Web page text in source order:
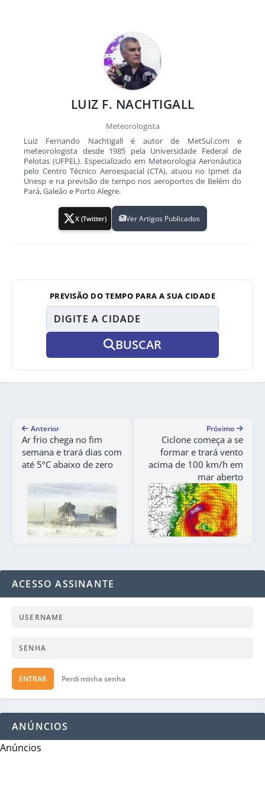
LUIZ F. NACHTIGALL
Meteorologista
Luiz Fernando Nachtigall é autor de MetSul.com e
meteorologista desde 1985 pela Universidade Federal de
Pelotas (UFPEL). Especializado em Meteorologia Aeronáutica
pelo Centro Técnico Aeroespacial (CTA), atuou no Ipmet da
Unesp e na previsão de tempo nos aeroportos de Belém do
Pará, Galeão e Porto Alegre.
X (Twitter) Ver Artigos Publicados
PREVISÃO DO TEMPO PARA A SUA CIDADE
BUSCAR
Anterior
Ar frio chega no fim
semana e trará dias com
até 5ºC abaixo de zero
Próximo
Ciclone começa a se
formar e trará vento
acima de 100 km/h em
mar aberto
ACESSO ASSINANTE
ENTRAR Perdi minha senha
ANÚNCIOS
Anúncios